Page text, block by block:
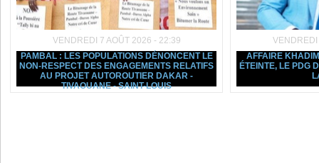
VENDREDI 7 AOÛT 2026 - 22:39
PAMBAL : LES POPULATIONS DÉNONCENT LE
NON-RESPECT DES ENGAGEMENTS RELATIFS
AU PROJET AUTOROUTIER DAKAR -
TIVAOUANE - SAINT-LOUIS
AFFAIRE
ÉTEINTE, LE PDG